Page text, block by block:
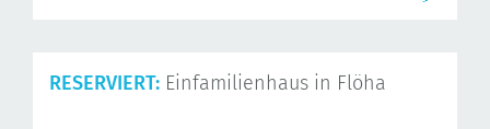
RESERVIERT: Einfamilienhaus in Flöha